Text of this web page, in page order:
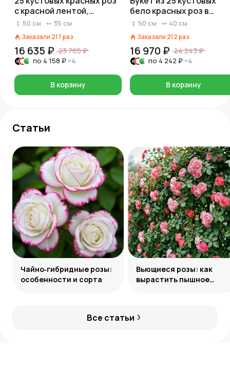
с красной лентой,
Голландия
50 см 35 см
Заказали 217раз
16 635 ₽ 23 765 ₽
по 4 158 ₽ ×4
В корзину
бело красных роз в
крафте с лентой
50 см 40 см
Заказали 212раз
16 970 ₽ 24 243 ₽
по 4 242 ₽ ×4
В корзину
Статьи
Все статьи
Чайно‑гибридные розы:
особенности и сорта
Вьющиеся розы: как
вырастить пышное